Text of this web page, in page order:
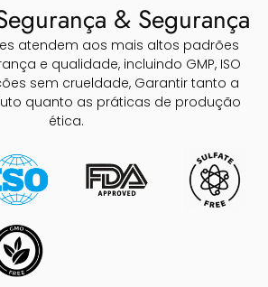
& Segurança
atendem aos mais altos padrões
e qualidade, incluindo GMP, ISO
sem crueldade, Garantir tanto a
quanto as práticas de produção
ética.